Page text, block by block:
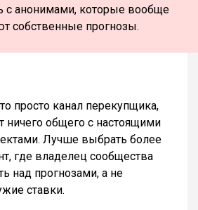
с анонимами, которые вообще
собственные прогнозы.
просто канал перекупщика,
ничего общего с настоящими
Лучше выбрать более
где владелец сообщества
над прогнозами, а не
ставки.